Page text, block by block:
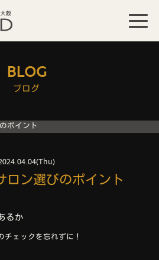
BLOG
ブログ
ポイント
ロン選びのポイント
るか
ェックを忘れずに！